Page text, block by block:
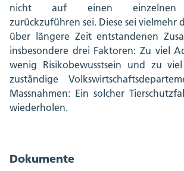
nicht auf einen einzelnen
zurückzuführen sei. Diese sei vielmehr
über längere Zeit entstandenen
insbesondere drei Faktoren: Zu viel
wenig Risikobewusstsein und zu
zuständige
Massnahmen: Ein solcher
wiederholen.
Dokumente